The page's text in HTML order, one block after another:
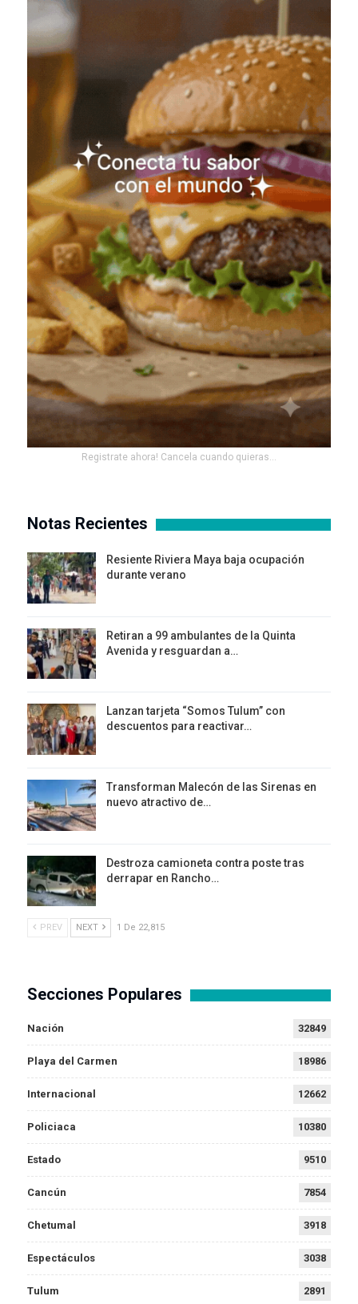
Registrate ahora! Cancela cuando quieras...
Notas Recientes
Resiente Riviera Maya baja ocupación
durante verano
Retiran a 99 ambulantes de la Quinta
Avenida y resguardan a…
Lanzan tarjeta “Somos Tulum” con
descuentos para reactivar…
Transforman Malecón de las Sirenas en
nuevo atractivo de…
Destroza camioneta contra poste tras
derrapar en Rancho…
PREV NEXT 1 De 22,815
Secciones Populares
Nación 32849
Playa del Carmen 18986
Internacional 12662
Policiaca 10380
Estado 9510
Cancún 7854
Chetumal 3918
Espectáculos 3038
Tulum 2891